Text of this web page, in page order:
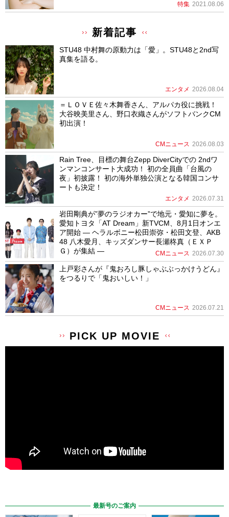
特集 2021.08.06
新着記事
STU48 中村舞の原動力は「愛」。STU48と2nd写
真集を語る。
エンタメ 2026.08.04
＝ＬＯＶＥ佐々木舞香さん、アルパカ役に挑戦！
大谷映美里さん、野口衣織さんがソフトバンクCM
初出演！
CMニュース 2026.08.03
Rain Tree、目標の舞台Zepp DiverCityでの 2ndワ
ンマンコンサート大成功！ 初の全員曲「台風の
夜」初披露！ 初の海外単独公演となる韓国コンサ
ートも決定！
エンタメ 2026.07.31
岩田剛典が”夢のラジオカー”で地元・愛知に夢を。
愛知トヨタ「AT Dream」新TVCM、8月1日オンエ
ア開始 ― ヘラルボニー松田崇弥・松田文登、AKB
48 八木愛月、キッズダンサー長瀬柊真（ＥＸＰ
Ｇ）が集結 ―
CMニュース 2026.07.30
上戸彩さんが『鬼おろし豚しゃぶぶっかけうどん』
をつるりで「鬼おいしい！」
CMニュース 2026.07.21
PICK UP MOVIE
最新号のご案内